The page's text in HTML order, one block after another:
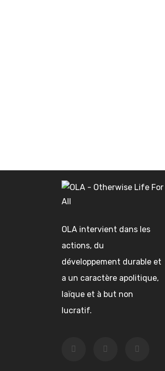
OLA intervient dans les
actions, du
développement durable et
a un caractère apolitique,
laïque et à but non
lucratif.